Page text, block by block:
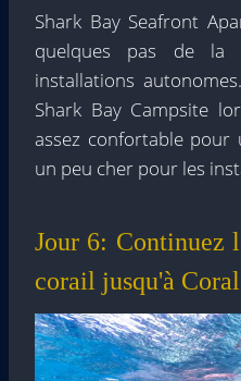
Shark Bay Seafront
quelques pas de la
installations
Shark Bay Campsite
assez confortable
un peu cher pour les
Jour 6: Continuez
corail jusqu'à